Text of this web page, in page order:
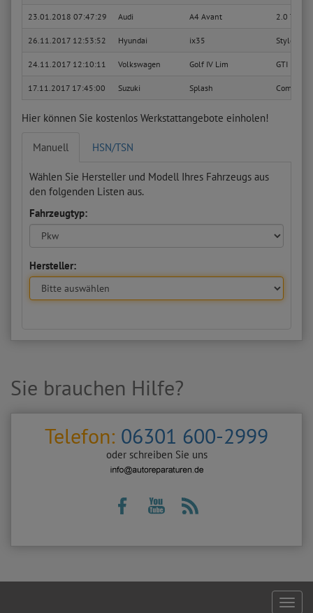
23.01.2018 07:47:29 Audi A4 Avant 2.0 TDI
26.11.2017 12:53:52 Hyundai ix35 Style 2WD
24.11.2017 12:10:11 Volkswagen Golf IV Lim GTI
17.11.2017 17:45:00 Suzuki Splash Comfort
Hier können Sie kostenlos Werkstattangebote einholen!
Manuell HSN/TSN
Wählen Sie Hersteller und Modell Ihres Fahrzeugs aus
den folgenden Listen aus.
Fahrzeugtyp:
Hersteller:
Sie brauchen Hilfe?
Telefon: 06301 600-2999
oder schreiben Sie uns
Footer